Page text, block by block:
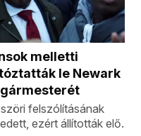
melletti
le Newark
felszólításának
ezért állították elő.